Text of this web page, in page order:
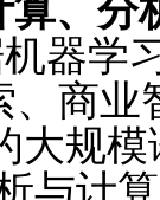
、分
器学
、商
大规